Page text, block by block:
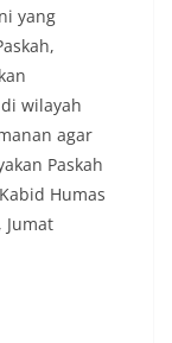
yang
wilayah
agar
Paskah
Humas
Jumat